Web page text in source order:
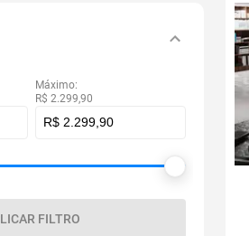
Máximo:
R$ 2.299,90
FILTRO